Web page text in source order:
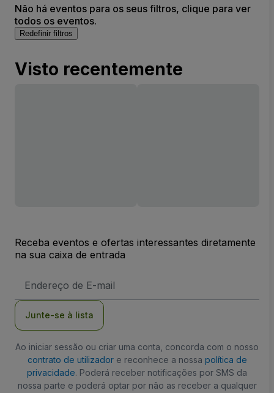
Não há eventos para os seus filtros, clique para ver
todos os eventos.
Redefinir filtros
Visto recentemente
Receba eventos e ofertas interessantes diretamente
na sua caixa de entrada
de
Junte-se à lista
Ao iniciar sessão ou criar uma conta, concorda com o nosso
contrato de utilizadore reconhece a nossa política de
privacidade. Poderá receber notificações por SMS da
nossa parte e poderá optar por não as receber a qualquer